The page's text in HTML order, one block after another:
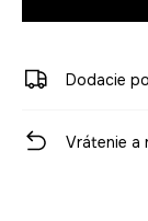
Dodacie
Vrátenie a